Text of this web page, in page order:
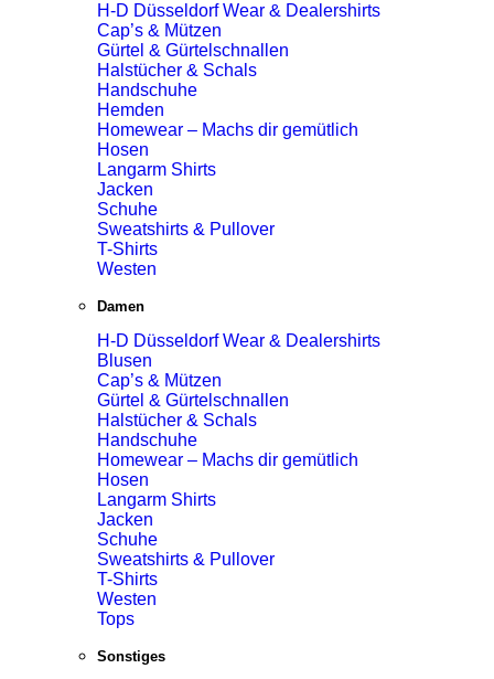
H-D Düsseldorf Wear & Dealershirts
Cap’s & Mützen
Gürtel & Gürtelschnallen
Halstücher & Schals
Handschuhe
Hemden
Homewear – Machs dir gemütlich
Hosen
Langarm Shirts
Jacken
Schuhe
Sweatshirts & Pullover
T-Shirts
Westen
Damen
H-D Düsseldorf Wear & Dealershirts
Blusen
Cap’s & Mützen
Gürtel & Gürtelschnallen
Halstücher & Schals
Handschuhe
Homewear – Machs dir gemütlich
Hosen
Langarm Shirts
Jacken
Schuhe
Sweatshirts & Pullover
T-Shirts
Westen
Tops
Sonstiges